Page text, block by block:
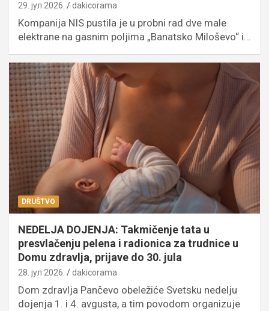
29. јул 2026. dakicorama
Kompanija NIS pustila je u probni rad dve male
elektrane na gasnim poljima „Banatsko Miloševo“ i…
DRUŠTVO
NEDELJA DOJENJA: Takmičenje tata u
presvlačenju pelena i radionica za trudnice u
Domu zdravlja, prijave do 30. jula
28. јул 2026. dakicorama
Dom zdravlja Pančevo obeležiće Svetsku nedelju
dojenja 1. i 4. avgusta, a tim povodom organizuje